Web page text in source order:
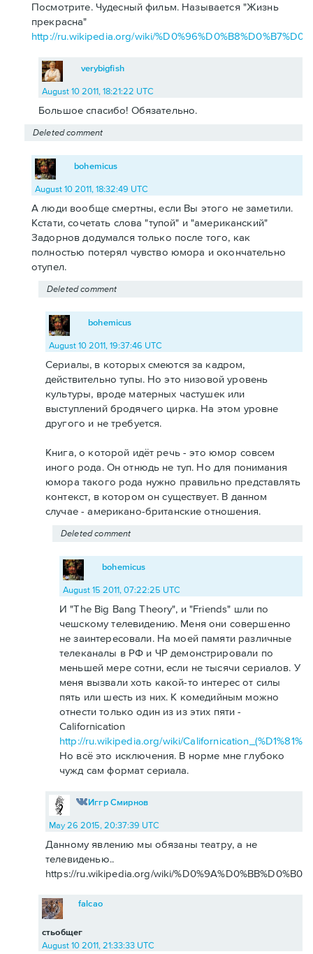
Посмотрите. Чудесный фильм. Называется "Жизнь
прекрасна"
http://ru.wikipedia.org/wiki/
verybigfish
August 10 2011, 18:21:22 UTC
Большое спасибо! Обязательно.
Deleted comment
bohemicus
August 10 2011, 18:32:49 UTC
А люди вообще смертны, если Вы этого не заметили.
Кстати, сочетать слова "тупой" и "американский"
Задорнов додумался только после того, как
полностью потерял чувство юмора и окончательно
отупел.
Deleted comment
bohemicus
August 10 2011, 19:37:46 UTC
Сериалы, в которых смеются за кадром,
действительно тупы. Но это низовой уровень
культуры, вроде матерных частушек или
выступлений бродячего цирка. На этом уровне
другого и не требуется.
Книга, о которой идёт речь - это юмор совсем
иного рода. Он отнюдь не туп. Но для понимания
юмора такого рода нужно правильно представлять
контекст, в котором он существует. В данном
случае - американо-британские отношения.
Deleted comment
bohemicus
August 15 2011, 07:22:25 UTC
И "The Big Bang Theory", и "Friends" шли по
чешскому телевидению. Меня они совершенно
не заинтересовали. На моей памяти различные
телеканалы в РФ и ЧР демонстрировали по
меньшей мере сотни, если не тысячи сериалов. У
меня вызвали хоть какой-то интерес от силы
пять или шесть из них. К комедийным можно
отнести только один из из этих пяти -
Californication
http://ru.wikipedia.org/wiki/
Но всё это исключения. В норме мне глубоко
чужд сам формат сериала.
Иггр Смирнов
May 26 2015, 20:37:39 UTC
Данному явлению мы обязаны театру, а не
телевиденью..
https://ru.wikipedia.org/wiki/
стьобщег
falcao
August 10 2011, 21:33:33 UTC